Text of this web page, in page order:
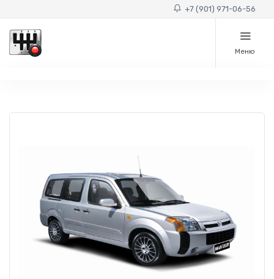
+7 (901) 971-06-56
Меню